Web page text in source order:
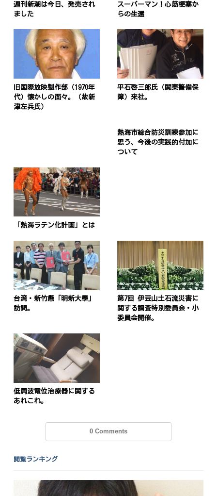
週刊新潮は今日、発売され
ました
スーパーマン！心筋梗塞か
らの生還
旧国際放映製作部（1970年
代）懐かしの面々。（故新
津左兵氏）
平石啓三郎氏（関東警備保
障）来社。
熱海市総合防災訓練参加に
思う、今後の実践的付加に
ついて
「熱海ラテン化計画」とは
台湾・新竹懸「明新大學」
訪問。
第7回 伊豆山土石流災害に
関する調査特別委員会・小
委員会開催。
低周波電位治療器に関する
あれこれ。
0 Comments
閲覧ランキング